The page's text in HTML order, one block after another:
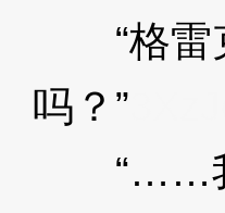
“格雷克
吗？”
“……我